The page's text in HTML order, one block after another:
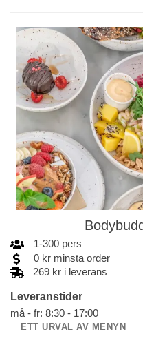
1-300 pers
0 kr minsta order
269 kr i leverans
Leveranstider
må - fr: 8:30 - 17:00
ETT URVAL AV MENYN